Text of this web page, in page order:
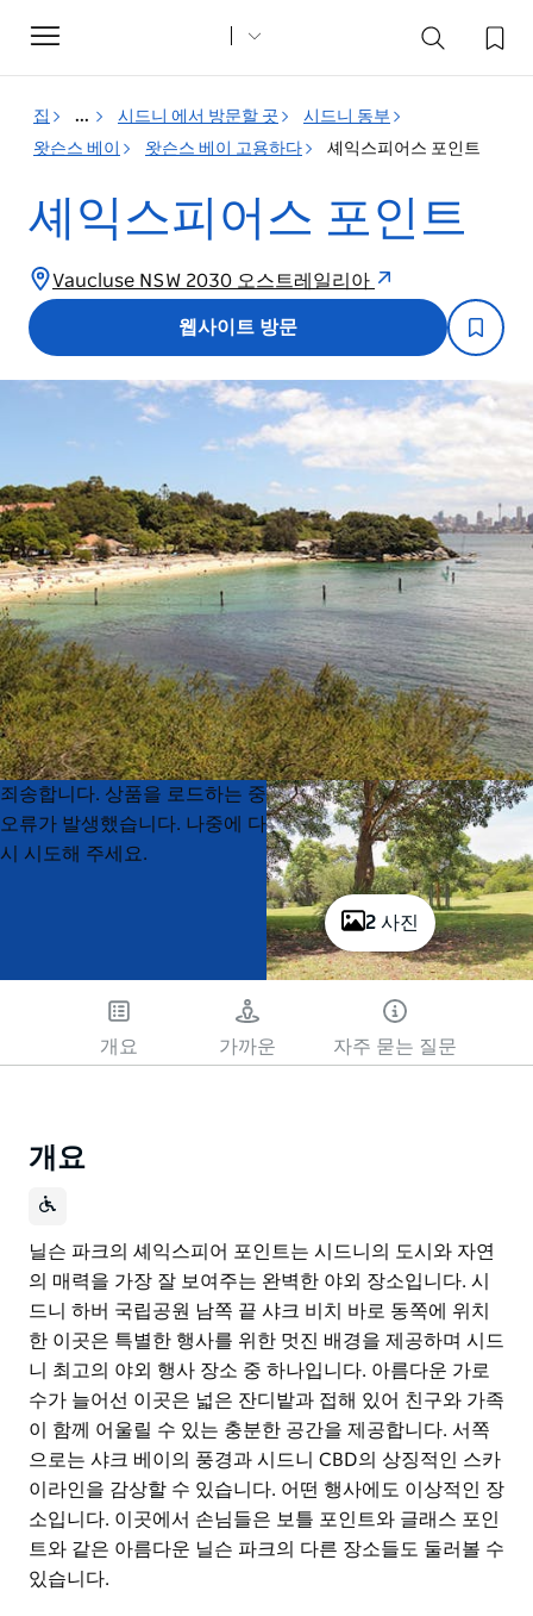
Toggle
navigation
집 ... 시드니 에서 방문할 곳
시드니 동부
왓슨스 베이
왓슨스 베이 고용하다 셰익스피어스 포인트
셰익스피어스 포인트
Vaucluse NSW 2030 오스트레일리아
웹사이트 방문
2 사진
Product
List
Product
List
죄송합니다. 상품을 로드하는 중
오류가 발생했습니다. 나중에 다
시 시도해 주세요.
개요 가까운 자주 묻는 질문
개요
닐슨 파크의 셰익스피어 포인트는 시드니의 도시와 자연
의 매력을 가장 잘 보여주는 완벽한 야외 장소입니다. 시
드니 하버 국립공원 남쪽 끝 샤크 비치 바로 동쪽에 위치
한 이곳은 특별한 행사를 위한 멋진 배경을 제공하며 시드
니 최고의 야외 행사 장소 중 하나입니다. 아름다운 가로
수가 늘어선 이곳은 넓은 잔디밭과 접해 있어 친구와 가족
이 함께 어울릴 수 있는 충분한 공간을 제공합니다. 서쪽
으로는 샤크 베이의 풍경과 시드니 CBD의 상징적인 스카
이라인을 감상할 수 있습니다. 어떤 행사에도 이상적인 장
소입니다. 이곳에서 손님들은 보틀 포인트와 글래스 포인
트와 같은 아름다운 닐슨 파크의 다른 장소들도 둘러볼 수
있습니다.